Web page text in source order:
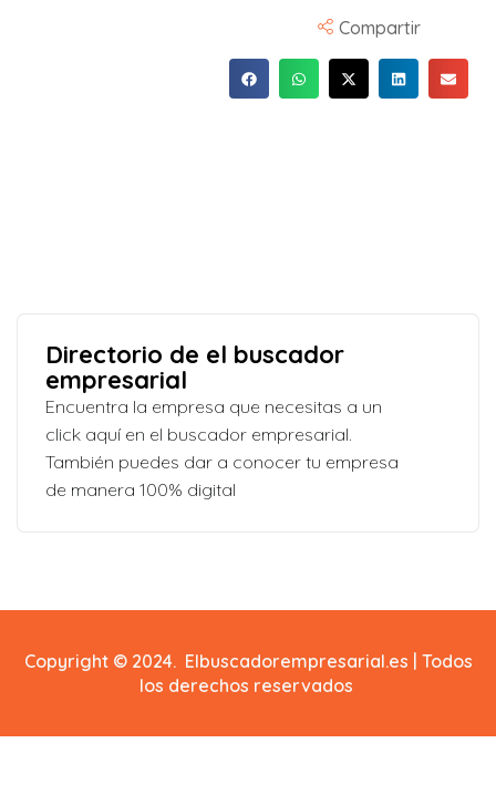
Compartir
Directorio de el buscador
empresarial
Encuentra la empresa que necesitas a un
click aquí en el buscador empresarial.
También puedes dar a conocer tu empresa
de manera 100% digital
Copyright © 2024. Elbuscadorempresarial.es | Todos
los derechos reservados